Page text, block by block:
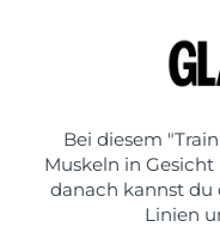
Bei diesem
Muskeln in
danach kannst du
Linien